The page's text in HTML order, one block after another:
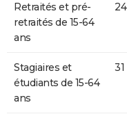
Retraités et pré-
retraités de 15-64
ans
24
Stagiaires et
étudiants de 15-64
ans
31